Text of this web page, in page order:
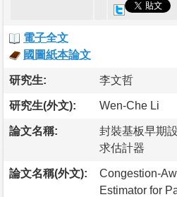
電子全文
國圖紙本論文
研究生: 李文哲
研究生(外文): Wen-Che Li
論文名稱:
封裝基板早期
求估計器
論文名稱(外文):
Congestion-
Estimator for